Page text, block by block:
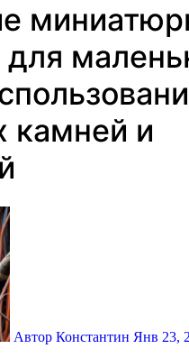
камней и
Автор Константин Янв 23,